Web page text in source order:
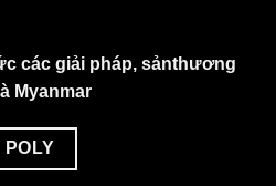
các giải pháp, sảnthương
Myanmar